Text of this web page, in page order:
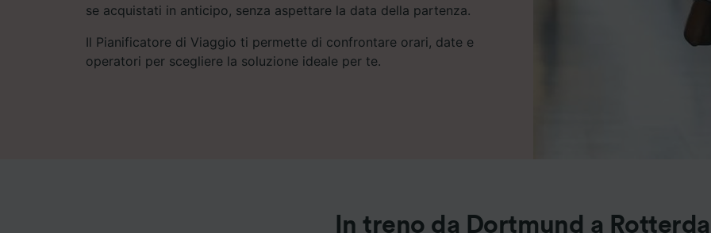
se acquistati in anticipo, senza aspettare la data della partenza.
Il Pianificatore di Viaggio ti permette di confrontare orari, date e
operatori per scegliere la soluzione ideale per te.
In treno da Dortmund a